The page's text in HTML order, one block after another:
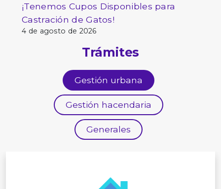
¡Tenemos Cupos Disponibles para
Castración de Gatos!
4 de agosto de 2026
Trámites
Gestión urbana
Gestión hacendaria
Generales